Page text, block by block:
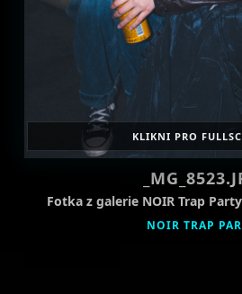
KLIKNI PRO
Fotka z galerie NOIR Trap
NOIR TRAP